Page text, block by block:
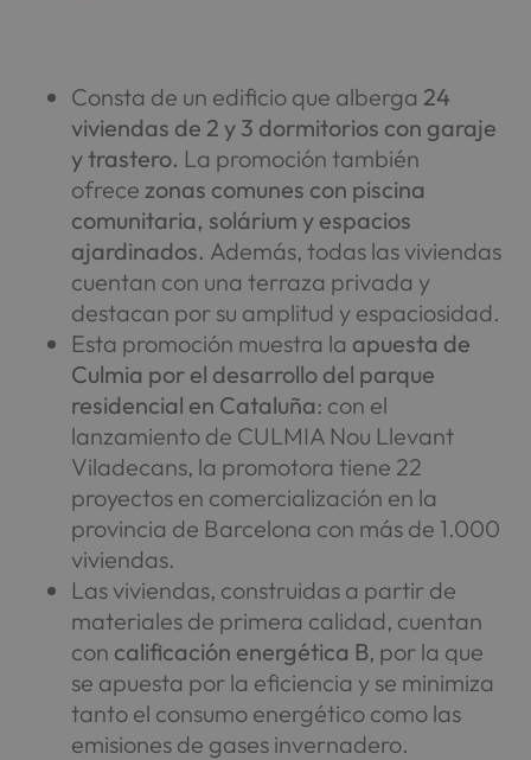
Consta de un edificio que alberga 24
viviendas de 2 y 3 dormitorios con garaje
y trastero. La promoción también
ofrece zonas comunes con piscina
comunitaria, solárium y espacios
ajardinados. Además, todas las viviendas
cuentan con una terraza privada y
destacan por su amplitud y espaciosidad.
Esta promoción muestra la apuesta de
Culmia por el desarrollo del parque
residencial en Cataluña: con el
lanzamiento de CULMIA Nou Llevant
Viladecans, la promotora tiene 22
proyectos en comercialización en la
provincia de Barcelona con más de 1.000
viviendas.
Las viviendas, construidas a partir de
materiales de primera calidad, cuentan
con calificación energética B, por la que
se apuesta por la eficiencia y se minimiza
tanto el consumo energético como las
emisiones de gases invernadero.